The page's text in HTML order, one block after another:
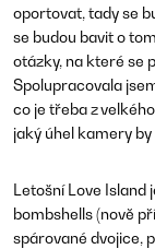
oportovat, tady se
se budou bavit o
otázky, na které se
Spolupracovala
co je třeba z
jaký úhel kamery
Letošní Love Island
bombshells(nově
spárované dvojice,